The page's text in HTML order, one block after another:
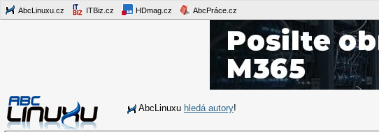
AbcLinuxu.cz ITBiz.cz HDmag.cz AbcPráce.cz
AbcLinuxu hledá autory!